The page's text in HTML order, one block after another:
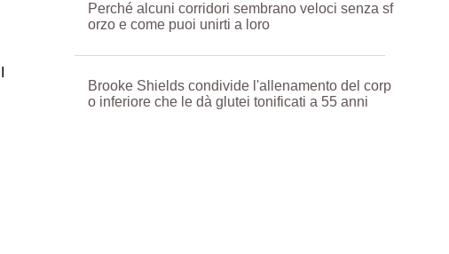
Perché alcuni corridori sembrano veloci senza sf
orzo e come puoi unirti a loro
Brooke Shields condivide l'allenamento del corp
o inferiore che le dà glutei tonificati a 55 anni